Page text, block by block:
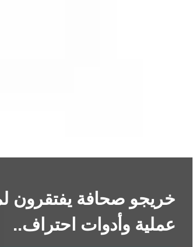
خريجو صحافة يفتقرون
عملية وأدوات احتراف..